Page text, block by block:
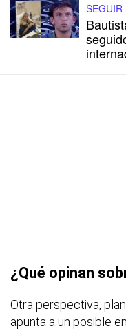
SEGUIR
¿Qué opinan
Otra perspectiva,
apunta a un posible